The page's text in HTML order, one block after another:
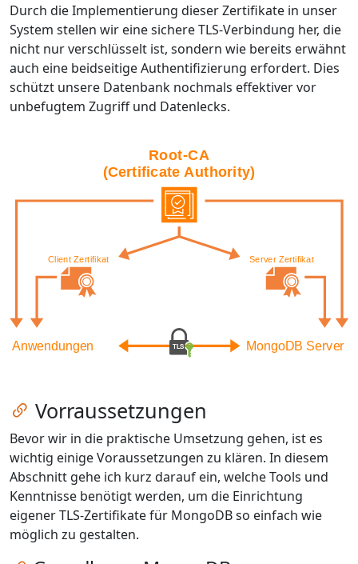
Durch die Implementierung dieser Zertifikate in unser
System stellen wir eine sichere TLS-Verbindung her, die
nicht nur verschlüsselt ist, sondern wie bereits erwähnt
auch eine beidseitige Authentifizierung erfordert. Dies
schützt unsere Datenbank nochmals effektiver vor
unbefugtem Zugriff und Datenlecks.
Zum Kapitel springen
Vorraussetzungen
Bevor wir in die praktische Umsetzung gehen, ist es
wichtig einige Voraussetzungen zu klären. In diesem
Abschnitt gehe ich kurz darauf ein, welche Tools und
Kenntnisse benötigt werden, um die Einrichtung
eigener TLS-Zertifikate für MongoDB so einfach wie
möglich zu gestalten.